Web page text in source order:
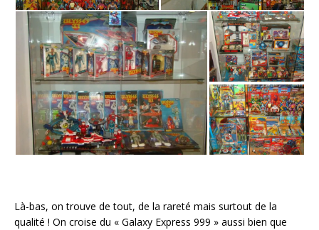
Là-bas, on trouve de tout, de la rareté mais surtout de la
qualité ! On croise du « Galaxy Express 999 » aussi bien que